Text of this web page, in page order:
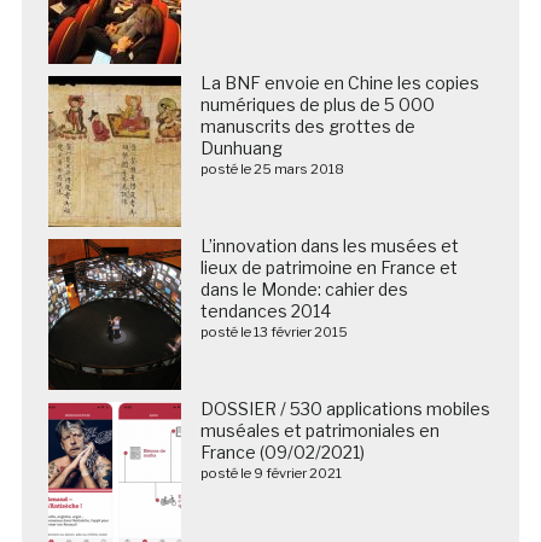
La BNF envoie en Chine les copies
numériques de plus de 5 000
manuscrits des grottes de
Dunhuang
posté le 25 mars 2018
L’innovation dans les musées et
lieux de patrimoine en France et
dans le Monde: cahier des
tendances 2014
posté le 13 février 2015
DOSSIER / 530 applications mobiles
muséales et patrimoniales en
France (09/02/2021)
posté le 9 février 2021